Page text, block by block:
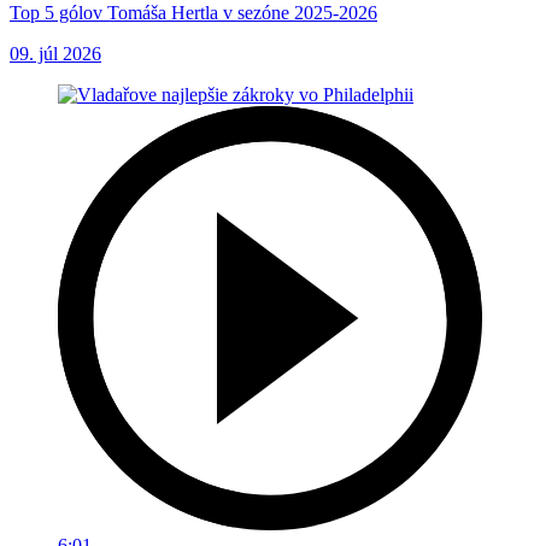
Top 5 gólov Tomáša Hertla v sezóne 2025-2026
09. júl 2026